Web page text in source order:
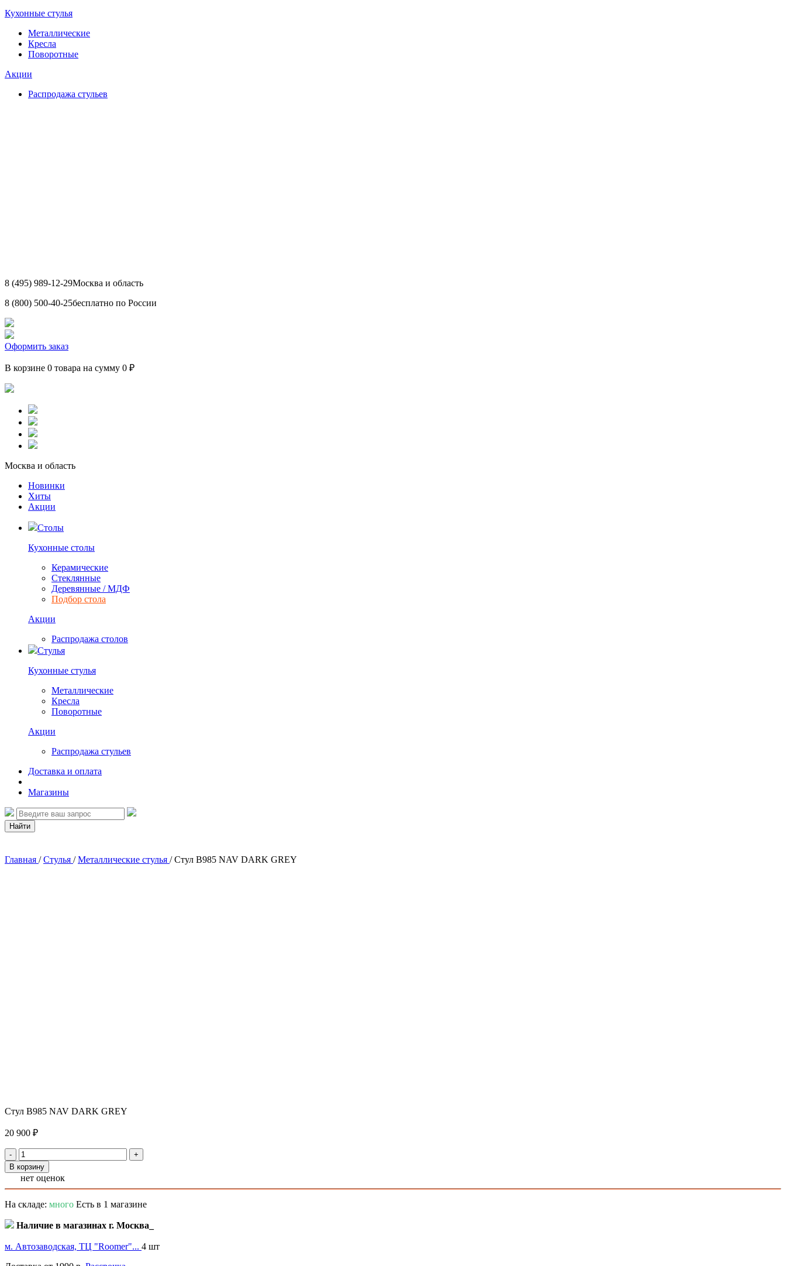
Кухонные стулья
Металлические
Кресла
Поворотные
Акции
Распродажа стульев
8 (495) 989-12-29Москва и область
8 (800) 500-40-25бесплатно по России
Оформить заказ
В корзине 0 товара на сумму 0 ₽
Москва и область
Новинки
Хиты
Акции
Столы
Кухонные столы
Керамические
Стеклянные
Деревянные / МДФ
Подбор стола
Акции
Распродажа столов
Стулья
Кухонные стулья
Металлические
Кресла
Поворотные
Акции
Распродажа стульев
Доставка и оплата
Магазины
Найти
Главная / Стулья / Металлические стулья / Стул B985 NAV DARK GREY
Стул B985 NAV DARK GREY
20 900 ₽
-
+
В корзину
нет оценок
На складе: много Есть в 1 магазине
Наличие в магазинах г. Москва_
м. Автозаводская, ТЦ "Roomer"... 4 шт